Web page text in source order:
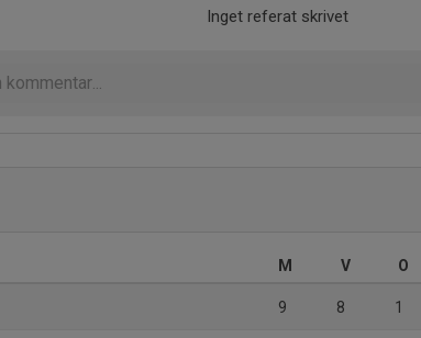
Inget referat skrivet
M V O
9 8 1